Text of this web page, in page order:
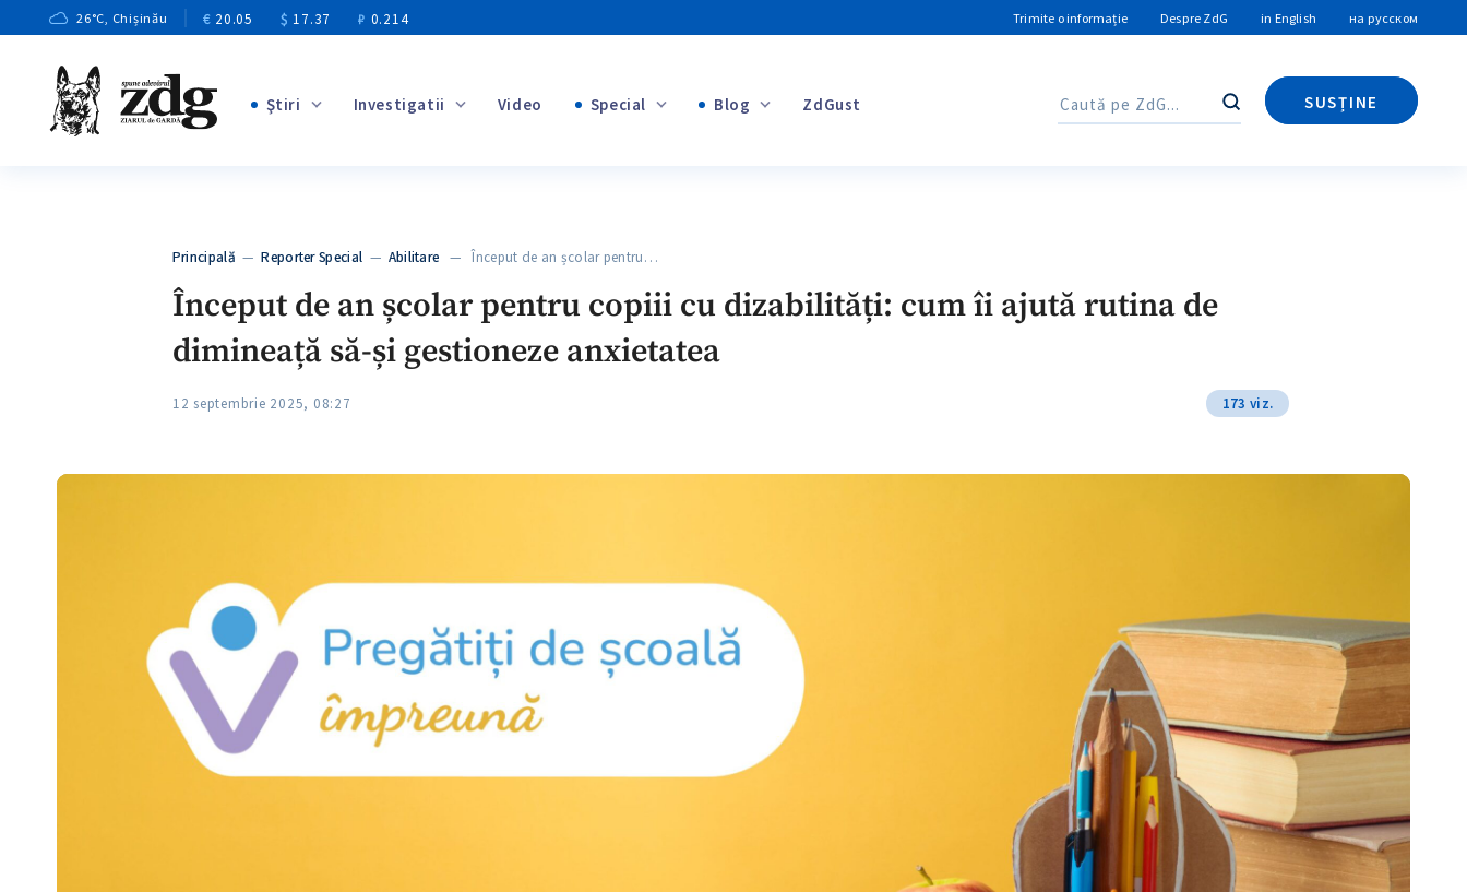
26°C, Chișinău € 20.05 $ 17.37 ₽ 0.214 Trimite o informație Despre ZdG in English на русском
Ştiri
+5
Investigatii Video Special Blog ZdGust Caută
SUSȚINE
Caută
Principală —Reporter Special — Abilitare — Început de an școlar pentru…
Început de an școlar pentru copiii cu dizabilități: cum îi ajută rutina de
dimineață să-și gestioneze anxietatea
12 septembrie 2025, 08:27 173 viz.